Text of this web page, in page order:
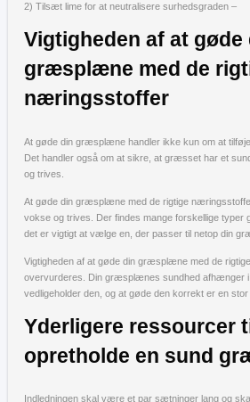
2) Tilsæt lime for at neutralisere surhedsgraden –
Vigtigheden af at gøde
græsplæne med de
næringsstoffer
At gøde din græsplæne handler ikke kun om at
Det handler også om at sikre, at græsset har et
og trives.
At gøde din græsplæne med de rigtige
vokse og trives. Der findes mange forskellige typer
det er vigtigt at vælge en, der passer til netop din
Vigtigheden af at gøde din græsplæne med de
overvurderes. Din græsplænes sundhed afhænger i
vedligeholder den, og at gøde den korrekt er en stor
Yderligere ressourcer
opretholde en sund
Indledningen skal være et par sætninger lang og